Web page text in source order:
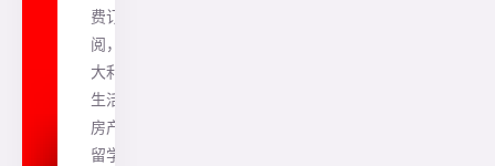
费订
阅，澳
大利亚
生活、
房产、
留学、